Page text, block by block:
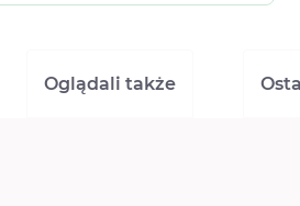
Oglądali także